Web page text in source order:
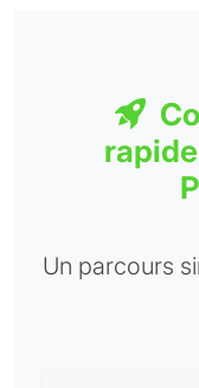
Un parcours